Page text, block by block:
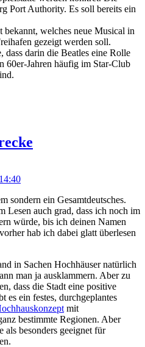
Port Authority. Es soll bereits ein
bekannt, welches neue Musical in
gezeigt werden soll.
dass darin die Beatles eine Rolle
60er-Jahren häufig im Star-Club
sondern ein Gesamtdeutsches.
Lesen auch grad, dass ich noch im
würde, bis ich deinen Namen
hab ich dabei glatt überlesen
in Sachen Hochhäuser natürlich
man ja ausklammern. Aber zu
dass die Stadt eine positive
es ein festes, durchgeplantes
mit
bestimmte Regionen. Aber
als besonders geeignet für